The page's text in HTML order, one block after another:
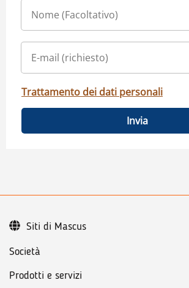
Trattamento dei dati personali
Invia
Società
Prodotti e servizi
Siti di Mascus